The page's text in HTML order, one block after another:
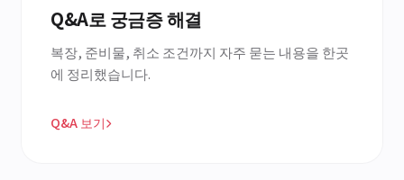
Q&A로 궁금증 해결
복장, 준비물, 취소 조건까지 자주 묻는 내용을 한곳
에 정리했습니다.
Q&A 보기